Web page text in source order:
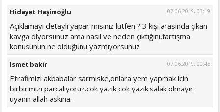
Hidayet Haşimoğlu 07.06.2019, 03:19
Açıklamayı detaylı yapar mısınız lütfen ? 3 kişi arasında çıkan
kavga diyorsunuz ama nasıl ve neden çıktığını,tartışma
konusunun ne olduğunu yazmıyorsunuz
Ismet bakir 07.06.2019, 00:45
Etrafimizi akbabalar sarmiske,onlara yem yapmak icin
birbirimizi parcaliyoruz.cok yazik cok yazik.salak olmayin
uyanin allah askina.